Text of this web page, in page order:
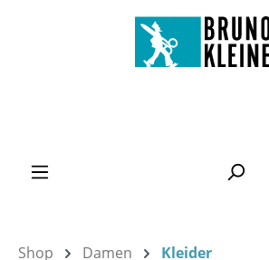
Zum Hauptinhalt springen
Shop Damen Kleider